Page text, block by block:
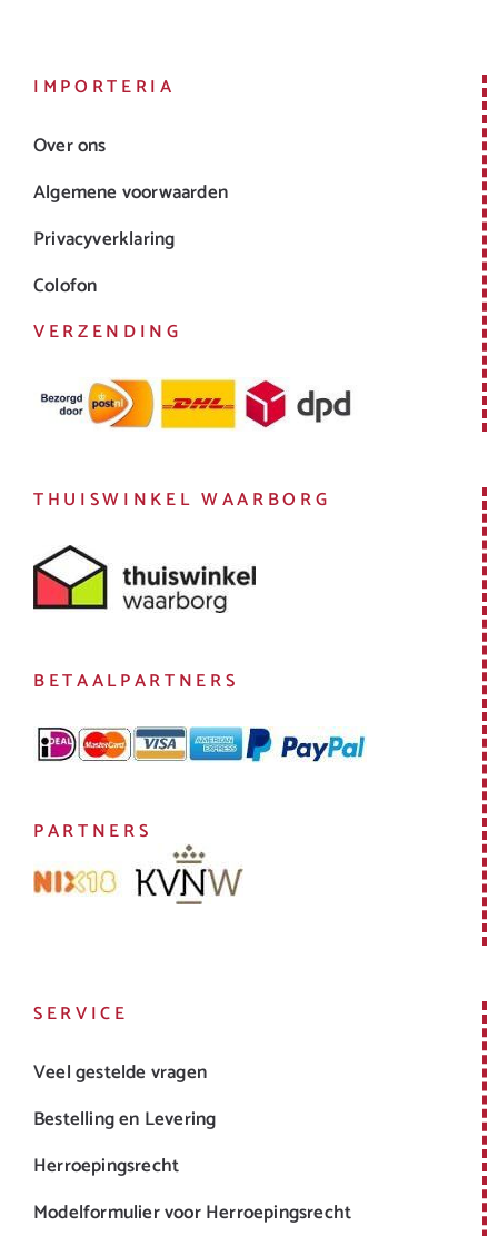
IMPORTERIA
Over ons
Algemene voorwaarden
Privacyverklaring
Colofon
VERZENDING
THUISWINKEL WAARBORG
BETAALPARTNERS
PARTNERS
SERVICE
Veel gestelde vragen
Bestelling en Levering
Herroepingsrecht
Modelformulier voor Herroepingsrecht